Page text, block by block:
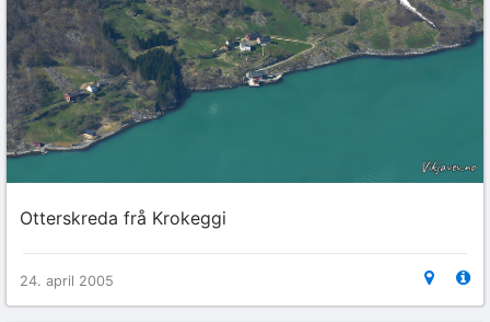
Otterskreda frå Krokeggi
24. april 2005